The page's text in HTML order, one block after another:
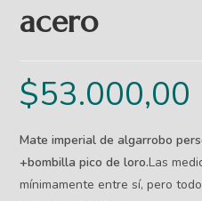
acero
$53.000,00
Mate imperial de algarrobo
+bombilla pico de loro.Las
mínimamente entre sí, pero